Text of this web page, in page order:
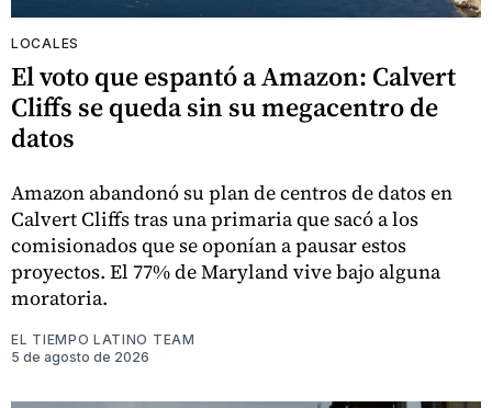
LOCALES
El voto que espantó a Amazon: Calvert
Cliffs se queda sin su megacentro de
datos
Amazon abandonó su plan de centros de datos en
Calvert Cliffs tras una primaria que sacó a los
comisionados que se oponían a pausar estos
proyectos. El 77% de Maryland vive bajo alguna
moratoria.
EL TIEMPO LATINO TEAM
5 de agosto de 2026